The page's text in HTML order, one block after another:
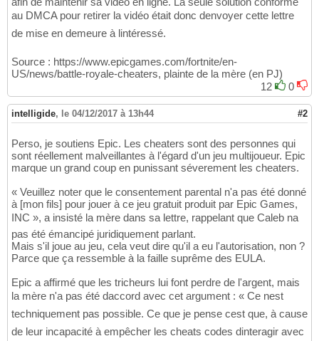
au DMCA pour retirer la vidéo était donc denvoyer cette lettre
de mise en demeure à lintéressé.
Source : https://www.epicgames.com/fortnite/en-
US/news/battle-royale-cheaters, plainte de la mère (en PJ)
12
0
intelligide, le 04/12/2017 à 13h44 #2
Perso, je soutiens Epic. Les cheaters sont des personnes qui
sont réellement malveillantes à l'égard d'un jeu multijoueur. Epic
marque un grand coup en punissant séverement les cheaters.
« Veuillez noter que le consentement parental n'a pas été donné
à [mon fils] pour jouer à ce jeu gratuit produit par Epic Games,
INC », a insisté la mère dans sa lettre, rappelant que Caleb na
pas été émancipé juridiquement parlant.
Mais s'il joue au jeu, cela veut dire qu'il a eu l'autorisation, non ?
Parce que ça ressemble à la faille suprême des EULA.
Epic a affirmé que les tricheurs lui font perdre de l'argent, mais
la mère n'a pas été daccord avec cet argument : « Ce nest
techniquement pas possible. Ce que je pense cest que, à cause
de leur incapacité à empêcher les cheats codes dinteragir avec